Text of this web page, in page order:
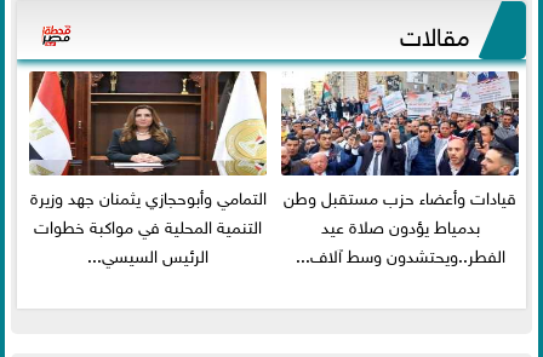
مقالات
قيادات وأعضاء حزب مستقبل وطن
بدمياط يؤدون صلاة عيد
الفطر..ويحتشدون وسط آلاف...
التمامي وأبوحجازي يثمنان جهد وزيرة
التنمية المحلية في مواكبة خطوات
الرئيس السيسي...